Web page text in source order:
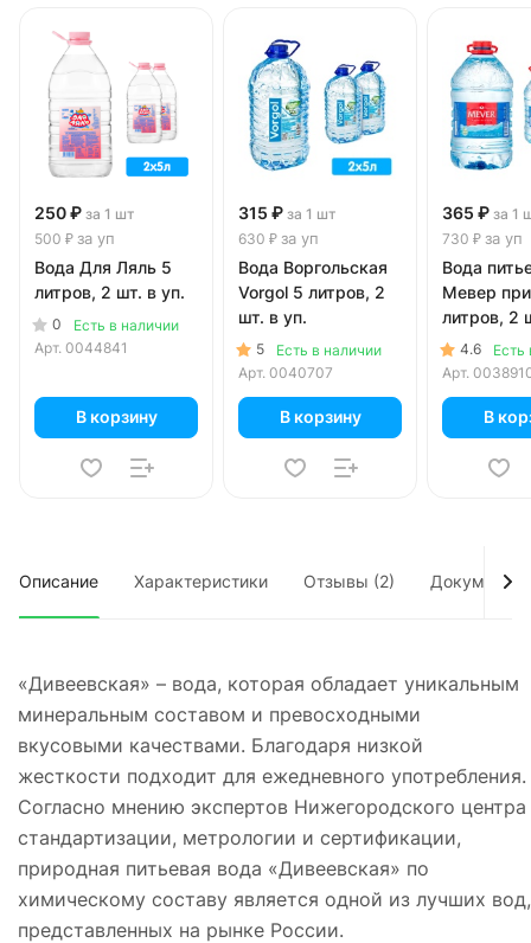
250 ₽ за 1 шт
500 ₽ за уп
Вода Для Ляль 5
литров, 2 шт. в уп.
0
Есть в наличии
Арт. 0044841
В корзину
315 ₽ за 1 шт
630 ₽ за уп
Вода Воргольская
Vorgol 5 литров, 2
шт. в уп.
5
Есть в наличии
Арт. 0040707
В корзину
365 ₽ за 1
730 ₽ за уп
Вода
Мевер
литров, 2
4.6
Есть
Арт.
В
Описание Характеристики Отзывы (2) Документы
«Дивеевская» – вода, которая обладает уникальным
минеральным составом и превосходными
вкусовыми качествами. Благодаря низкой
жесткости подходит для ежедневного употребления.
Согласно мнению экспертов Нижегородского центра
стандартизации, метрологии и сертификации,
природная питьевая вода «Дивеевская» по
химическому составу является одной из лучших вод,
представленных на рынке России.